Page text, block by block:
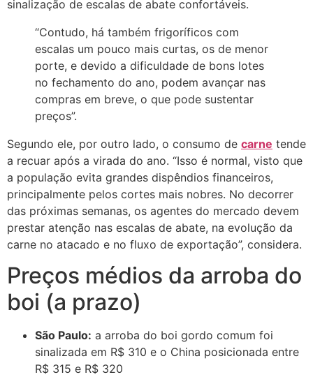
sinalização de escalas de abate confortáveis.
“Contudo, há também frigoríficos com
escalas um pouco mais curtas, os de menor
porte, e devido a dificuldade de bons lotes
no fechamento do ano, podem avançar nas
compras em breve, o que pode sustentar
preços”.
Segundo ele, por outro lado, o consumo de carne tende
a recuar após a virada do ano. “Isso é normal, visto que
a população evita grandes dispêndios financeiros,
principalmente pelos cortes mais nobres. No decorrer
das próximas semanas, os agentes do mercado devem
prestar atenção nas escalas de abate, na evolução da
carne no atacado e no fluxo de exportação”, considera.
Preços médios da arroba do
boi (a prazo)
São Paulo: a arroba do boi gordo comum foi
sinalizada em R$ 310 e o China posicionada entre
R$ 315 e R$ 320